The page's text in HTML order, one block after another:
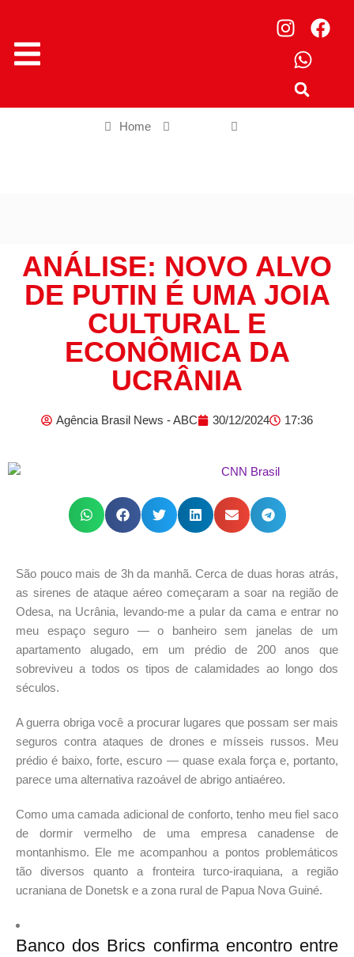
Home
ANÁLISE: NOVO ALVO
DE PUTIN É UMA JOIA
CULTURAL E
ECONÔMICA DA
UCRÂNIA
Agência Brasil News - ABC 30/12/2024 17:36
São pouco mais de 3h da manhã. Cerca de duas horas atrás,
as sirenes de ataque aéreo começaram a soar na região de
Odesa, na Ucrânia, levando-me a pular da cama e entrar no
meu espaço seguro — o banheiro sem janelas de um
apartamento alugado, em um prédio de 200 anos que
sobreviveu a todos os tipos de calamidades ao longo dos
séculos.
A guerra obriga você a procurar lugares que possam ser mais
seguros contra ataques de drones e mísseis russos. Meu
prédio é baixo, forte, escuro — quase exala força e, portanto,
parece uma alternativa razoável de abrigo antiaéreo.
Como uma camada adicional de conforto, tenho meu fiel saco
de dormir vermelho de uma empresa canadense de
montanhismo. Ele me acompanhou a pontos problemáticos
tão diversos quanto a fronteira turco-iraquiana, a região
ucraniana de Donetsk e a zona rural de Papua Nova Guiné.
Banco dos Brics confirma encontro entre